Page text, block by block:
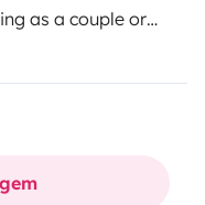
as a couple or
without additional
with:Gas
a 20 liter clean
from the outside to
Bed (1.85 x